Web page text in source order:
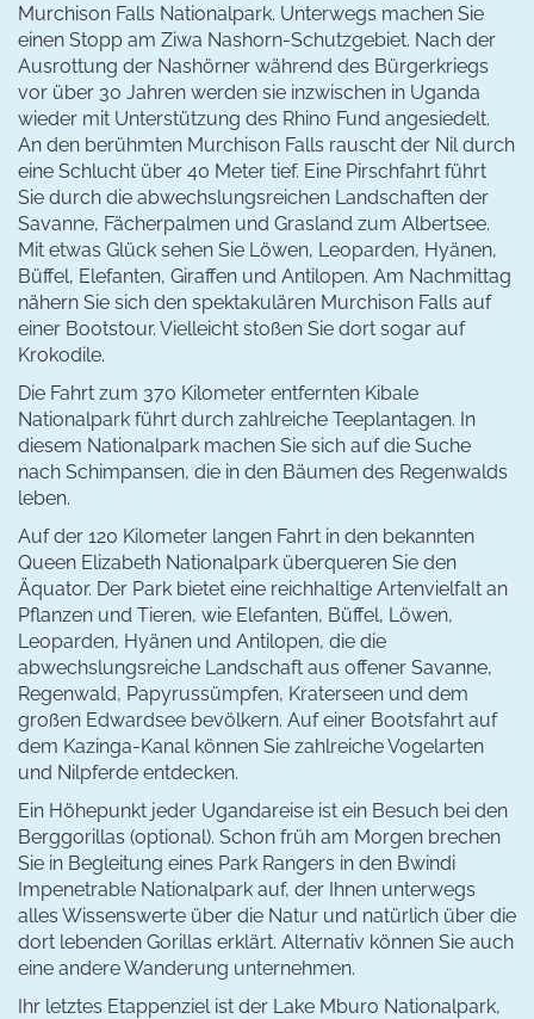
Murchison Falls Nationalpark. Unterwegs machen Sie
einen Stopp am Ziwa Nashorn-Schutzgebiet. Nach der
Ausrottung der Nashörner während des Bürgerkriegs
vor über 30 Jahren werden sie inzwischen in Uganda
wieder mit Unterstützung des Rhino Fund angesiedelt.
An den berühmten Murchison Falls rauscht der Nil durch
eine Schlucht über 40 Meter tief. Eine Pirschfahrt führt
Sie durch die abwechslungsreichen Landschaften der
Savanne, Fächerpalmen und Grasland zum Albertsee.
Mit etwas Glück sehen Sie Löwen, Leoparden, Hyänen,
Büffel, Elefanten, Giraffen und Antilopen. Am Nachmittag
nähern Sie sich den spektakulären Murchison Falls auf
einer Bootstour. Vielleicht stoßen Sie dort sogar auf
Krokodile.
Die Fahrt zum 370 Kilometer entfernten Kibale
Nationalpark führt durch zahlreiche Teeplantagen. In
diesem Nationalpark machen Sie sich auf die Suche
nach Schimpansen, die in den Bäumen des Regenwalds
leben.
Auf der 120 Kilometer langen Fahrt in den bekannten
Queen Elizabeth Nationalpark überqueren Sie den
Äquator. Der Park bietet eine reichhaltige Artenvielfalt an
Pflanzen und Tieren, wie Elefanten, Büffel, Löwen,
Leoparden, Hyänen und Antilopen, die die
abwechslungsreiche Landschaft aus offener Savanne,
Regenwald, Papyrussümpfen, Kraterseen und dem
großen Edwardsee bevölkern. Auf einer Bootsfahrt auf
dem Kazinga-Kanal können Sie zahlreiche Vogelarten
und Nilpferde entdecken.
Ein Höhepunkt jeder Ugandareise ist ein Besuch bei den
Berggorillas (optional). Schon früh am Morgen brechen
Sie in Begleitung eines Park Rangers in den Bwindi
Impenetrable Nationalpark auf, der Ihnen unterwegs
alles Wissenswerte über die Natur und natürlich über die
dort lebenden Gorillas erklärt. Alternativ können Sie auch
eine andere Wanderung unternehmen.
Ihr letztes Etappenziel ist der Lake Mburo Nationalpark,